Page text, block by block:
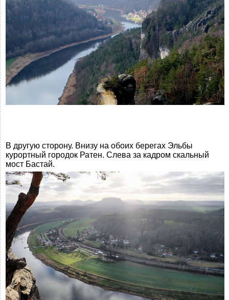
В другую сторону. Внизу на обоих берегах Эльбы
курортный городок Ратен. Слева за кадром скальный
мост Бастай.